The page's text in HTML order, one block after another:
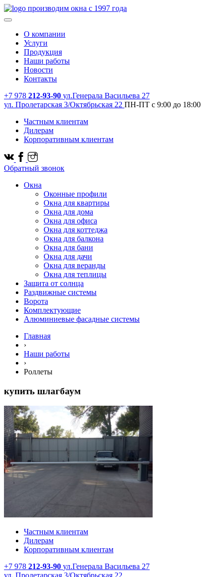
производим окна с 1997 года
О компании
Услуги
Продукция
Наши работы
Новости
Контакты
+7 978 212-93-90 ул.Генерала Васильева 27
ул. Пролетарская 3/Октябрьская 22 ПН-ПТ с 9:00 до 18:00
Частным клиентам
Дилерам
Корпоративным клиентам
Обратный звонок
Окна
Оконные профили
Окна для квартиры
Окна для дома
Окна для офиса
Окна для коттеджа
Окна для балкона
Окна для бани
Окна для дачи
Окна для веранды
Окна для теплицы
Защита от солнца
Раздвижные системы
Ворота
Комплектующие
Алюминиевые фасадные системы
Главная
›
Наши работы
›
Роллеты
купить шлагбаум
Частным клиентам
Дилерам
Корпоративным клиентам
+7 978 212-93-90 ул.Генерала Васильева 27